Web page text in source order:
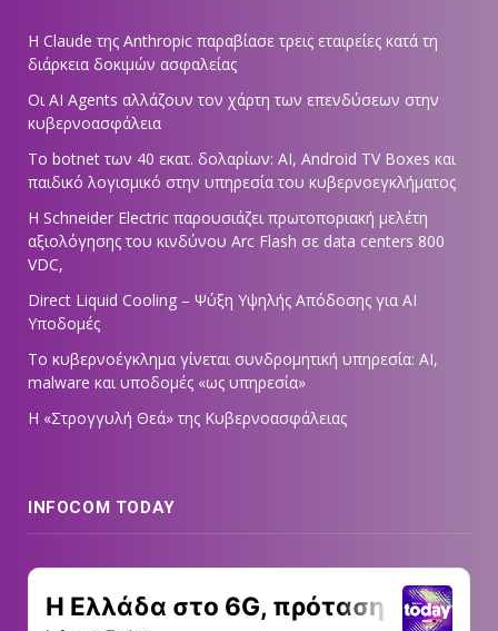
Η Claude της Anthropic παραβίασε τρεις εταιρείες κατά τη
διάρκεια δοκιμών ασφαλείας
Οι AI Agents αλλάζουν τον χάρτη των επενδύσεων στην
κυβερνοασφάλεια
Το botnet των 40 εκατ. δολαρίων: AI, Android TV Boxes και
παιδικό λογισμικό στην υπηρεσία του κυβερνοεγκλήματος
Η Schneider Electric παρουσιάζει πρωτοποριακή μελέτη
αξιολόγησης του κινδύνου Arc Flash σε data centers 800
VDC,
Direct Liquid Cooling – Ψύξη Υψηλής Απόδοσης για AI
Υποδομές
Το κυβερνοέγκλημα γίνεται συνδρομητική υπηρεσία: AI,
malware και υποδομές «ως υπηρεσία»
Η «Στρογγυλή Θεά» της Κυβερνοασφάλειας
INFOCOM TODAY